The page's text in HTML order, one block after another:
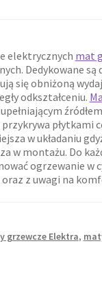
elektrycznych mat
Dedykowane są
się obniżoną
odkształceniu.
płytkami
w układaniu
w montażu. Do
ogrzewanie w
z uwagi na
grzewcze Elektra,